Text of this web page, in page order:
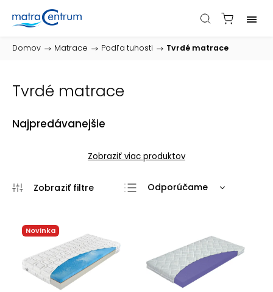
Domov / Matrace / Podľa tuhosti / Tvrdé matrace
Tvrdé matrace
Najpredávanejšie
Zobraziť viac produktov
Odporúčame
Najpredávanejšie
Abecedne
Novinka